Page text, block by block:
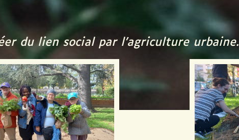
du lien social par l’agriculture urbaine.